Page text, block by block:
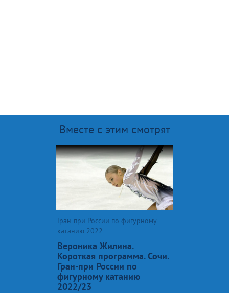
Вместе с этим смотрят
Гран-при России по фигурному
катанию 2022
Вероника Жилина.
Короткая программа. Сочи.
Гран-при России по
фигурному катанию
2022/23